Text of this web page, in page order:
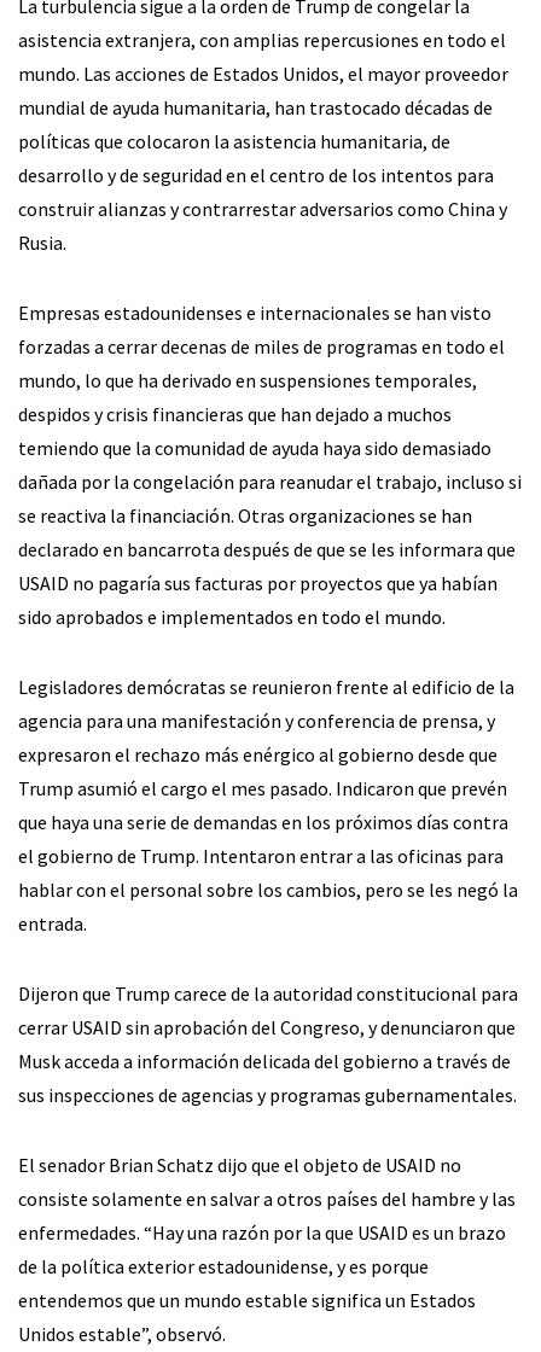
La turbulencia sigue a la orden de Trump de congelar la
asistencia extranjera, con amplias repercusiones en todo el
mundo. Las acciones de Estados Unidos, el mayor proveedor
mundial de ayuda humanitaria, han trastocado décadas de
políticas que colocaron la asistencia humanitaria, de
desarrollo y de seguridad en el centro de los intentos para
construir alianzas y contrarrestar adversarios como China y
Rusia.
Empresas estadounidenses e internacionales se han visto
forzadas a cerrar decenas de miles de programas en todo el
mundo, lo que ha derivado en suspensiones temporales,
despidos y crisis financieras que han dejado a muchos
temiendo que la comunidad de ayuda haya sido demasiado
dañada por la congelación para reanudar el trabajo, incluso si
se reactiva la financiación. Otras organizaciones se han
declarado en bancarrota después de que se les informara que
USAID no pagaría sus facturas por proyectos que ya habían
sido aprobados e implementados en todo el mundo.
Legisladores demócratas se reunieron frente al edificio de la
agencia para una manifestación y conferencia de prensa, y
expresaron el rechazo más enérgico al gobierno desde que
Trump asumió el cargo el mes pasado. Indicaron que prevén
que haya una serie de demandas en los próximos días contra
el gobierno de Trump. Intentaron entrar a las oficinas para
hablar con el personal sobre los cambios, pero se les negó la
entrada.
Dijeron que Trump carece de la autoridad constitucional para
cerrar USAID sin aprobación del Congreso, y denunciaron que
Musk acceda a información delicada del gobierno a través de
sus inspecciones de agencias y programas gubernamentales.
El senador Brian Schatz dijo que el objeto de USAID no
consiste solamente en salvar a otros países del hambre y las
enfermedades. “Hay una razón por la que USAID es un brazo
de la política exterior estadounidense, y es porque
entendemos que un mundo estable significa un Estados
Unidos estable”, observó.